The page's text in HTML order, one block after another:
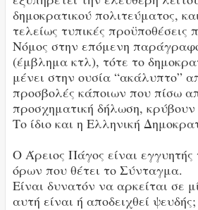
δημοκρατικού πολιτεύματος,
τελείως τυπικές προϋποθέσεις
Νόμος στην επόμενη
(έμβλημα κτλ), τότε το
μένει στην ουσία “ακάλυπτο”
προσβολές κάποιων που πίσω
προσχηματική δήλωση,
Το ίδιο και η Ελληνική
Ο Άρειος Πάγος είναι
όρων που θέτει το Σύνταγμα.
Είναι δυνατόν να αρκείται σε
αυτή είναι ή αποδειχθεί ψευδής;